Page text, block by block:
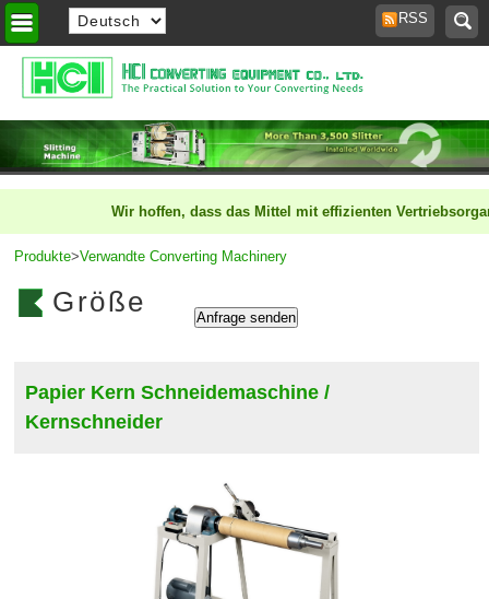
RSS
Wir hoffen, dass das Mittel mit effizienten
Produkte>Verwandte Converting Machinery
Größe
Papier Kern Schneidemaschine /
Kernschneider